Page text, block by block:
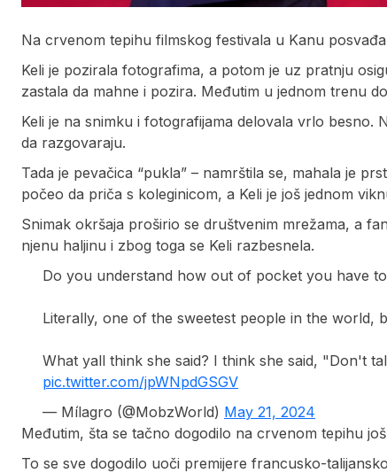
Na crvenom tepihu filmskog festivala u Kanu
Keli je pozirala fotografima, a potom je uz pratnju
zastala da mahne i pozira. Međutim u jednom trenu
Keli je na snimku i fotografijama delovala vrlo besno.
da razgovaraju.
Tada je pevačica “pukla” – namrštila se, mahala je
počeo da priča s koleginicom, a Keli je još jednom
Snimak okršaja proširio se društvenim mrežama, a
njenu haljinu i zbog toga se Keli razbesnela.
Do you understand how out of pocket you have
Literally, one of the sweetest people in the world,
What yall think she said? I think she said, "Don't
pic.twitter.com/jpWNpdGSGV
— Mílagro (@MobzWorld) May 21, 2024
Međutim, šta se tačno dogodilo na crvenom tepihu
To se sve dogodilo uoči premijere francusko-